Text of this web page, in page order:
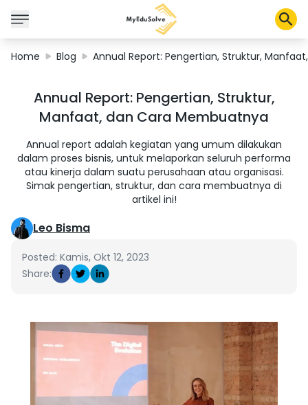
Solusi Perusahaan
Sertifikasi
Tentang Kami
Keranjang Saya
Profil
Home Blog Annual Report: Pengertian, Struktur,
Annual Report: Pengertian, Struktur,
Manfaat, dan Cara Membuatnya
Annual report adalah kegiatan yang umum dilakukan
dalam proses bisnis, untuk melaporkan seluruh performa
atau kinerja dalam suatu perusahaan atau organisasi.
Simak pengertian, struktur, dan cara membuatnya di
artikel ini!
Leo Bisma
Posted: Kamis, Okt 12, 2023
Share: